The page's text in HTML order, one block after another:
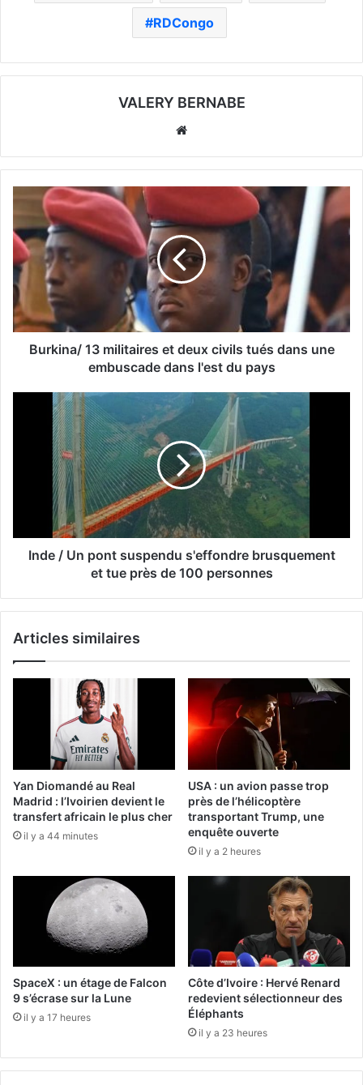
RDCongo
VALERY BERNABE
Burkina/ 13 militaires et deux civils tués dans une
embuscade dans l'est du pays
Inde / Un pont suspendu s'effondre brusquement
et tue près de 100 personnes
Articles similaires
Yan Diomandé au Real
Madrid : l’Ivoirien devient le
transfert africain le plus cher
il y a 44 minutes
USA : un avion passe trop
près de l’hélicoptère
transportant Trump, une
enquête ouverte
il y a 2 heures
SpaceX : un étage de Falcon
9 s’écrase sur la Lune
il y a 17 heures
Côte d’Ivoire : Hervé Renard
redevient sélectionneur des
Éléphants
il y a 23 heures